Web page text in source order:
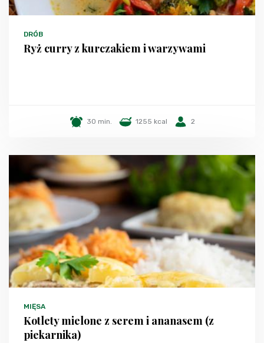
DRÓB
Ryż curry z kurczakiem i warzywami
30 min. 1255 kcal 2
MIĘSA
Kotlety mielone z serem i ananasem (z
piekarnika)